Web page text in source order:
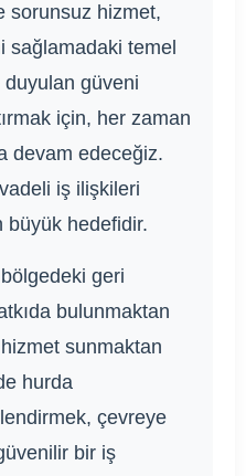
sorunsuz hizmet,
sağlamadaki temel
güveni
için, her zaman
devam edeceğiz.
iş ilişkileri
büyük hedefidir.
geri
bulunmaktan
sunmaktan
hurda
çevreye
bir iş